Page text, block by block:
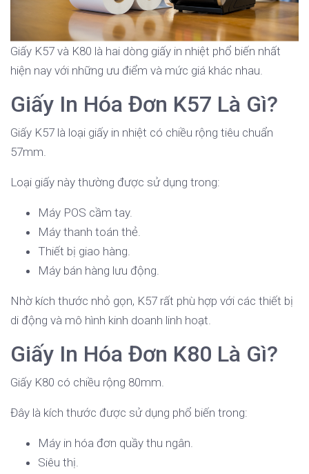
Giấy K57 và K80 là hai dòng giấy in nhiệt phổ biến nhất
hiện nay với những ưu điểm và mức giá khác nhau.
Giấy In Hóa Đơn K57 Là Gì?
Giấy K57 là loại giấy in nhiệt có chiều rộng tiêu chuẩn
57mm.
Loại giấy này thường được sử dụng trong:
Máy POS cầm tay.
Máy thanh toán thẻ.
Thiết bị giao hàng.
Máy bán hàng lưu động.
Nhờ kích thước nhỏ gọn, K57 rất phù hợp với các thiết bị
di động và mô hình kinh doanh linh hoạt.
Giấy In Hóa Đơn K80 Là Gì?
Giấy K80 có chiều rộng 80mm.
Đây là kích thước được sử dụng phổ biến trong:
Máy in hóa đơn quầy thu ngân.
Siêu thị.